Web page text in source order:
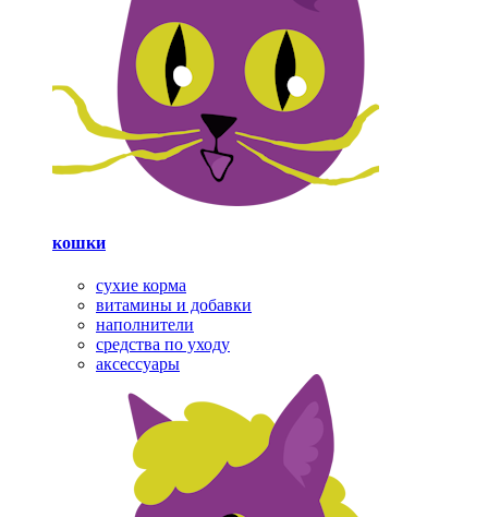
кошки
сухие корма
витамины и добавки
наполнители
средства по уходу
аксессуары